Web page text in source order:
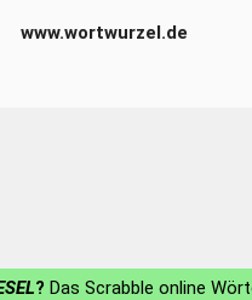
www.wortwurzel.de
? Das Scrabble online